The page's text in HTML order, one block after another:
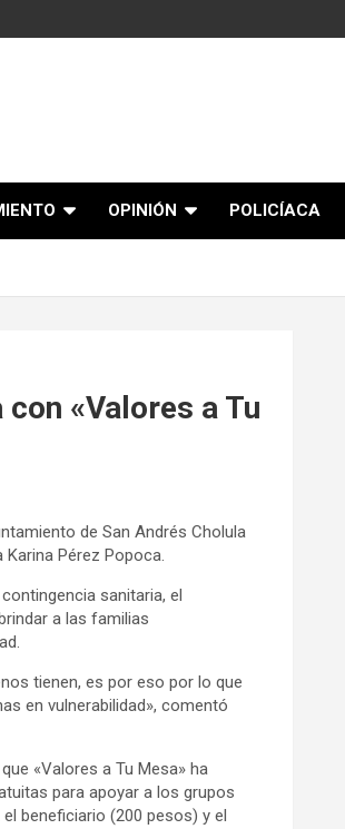
OPINIÓN POLICÍACA
«Valores a Tu
de San Andrés Cholula
Pérez Popoca.
sanitaria, el
a las familias
tienen, es por eso por lo que
en vulnerabilidad», comentó
«Valores a Tu Mesa» ha
para apoyar a los grupos
beneficiario (200 pesos) y el